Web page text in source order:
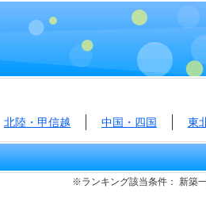
北陸・甲信越 中国・四国 東
※ランキング該当条件： 新築